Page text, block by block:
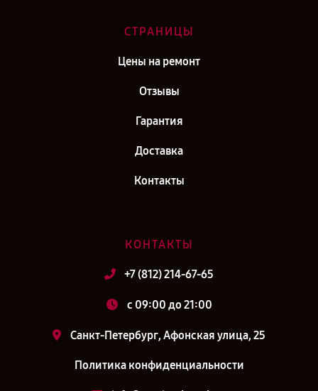
СТРАНИЦЫ
Цены на ремонт
Отзывы
Гарантия
Доставка
Контакты
КОНТАКТЫ
+7 (812) 214-67-65
c 09:00 до 21:00
Санкт-Петербург, Афонская улица, 25
Политика конфиденциальности